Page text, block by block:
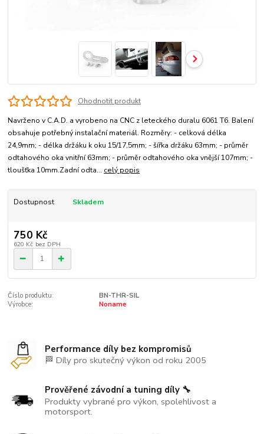
Ohodnotit produkt
Navrženo v C.A.D. a vyrobeno na CNC z leteckého duralu 6061 T6. Balení
obsahuje potřebný instalační materiál. Rozměry: - celková délka
24,9mm; - délka držáku k oku 15/17,5mm; - šířka držáku 63mm; - průměr
odtahového oka vnitřní 63mm; - průměr odtahového oka vnější 107mm; -
tloušťka 10mm.Zadní odta... celý popis
Dostupnost Skladem
750 Kč
620 Kč bez DPH
Číslo produktu:
BN-THR-SIL
Výrobce:
Noname
Performance díly bez kompromisů
🏁 Díly pro skutečný výkon od roku 2005
Prověřené závodní a tuning díly 🔧
Produkty vybrané pro výkon, spolehlivost a
motorsport.